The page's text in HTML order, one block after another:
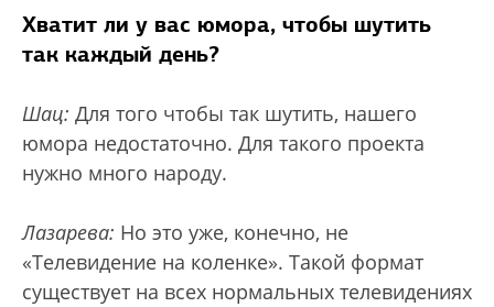
Хватит ли у вас юмора, чтобы шутить
так каждый день?
Шац: Для того чтобы так шутить, нашего
юмора недостаточно. Для такого проекта
нужно много народу.
Лазарева: Но это уже, конечно, не
«Телевидение на коленке». Такой формат
существует на всех нормальных телевидениях